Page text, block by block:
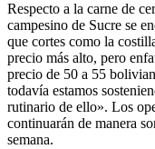
Respecto a la carne de
campesino de Sucre se
que cortes como la
precio más alto, pero
precio de 50 a 55
todavía estamos
rutinario de ello». Los
continuarán de manera
semana.